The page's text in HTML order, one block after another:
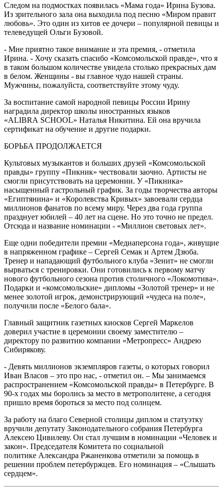
Следом на подмостках появилась «Мама года» Ирина Бузова.
Из зрительного зала она выходила под песню «Миром правит
любовь». Это один из хитов ее дочери – популярной певицы и
телеведущей Ольги Бузовой.
- Мне приятно такое внимание и эта премия, - отметила
Ирина. - Хочу сказать спасибо «Комсомольской правде», что я
в таком большом количестве увидела столько прекрасных дам
в белом. Женщины - вы главное чудо нашей страны.
Мужчины, пожалуйста, соответствуйте этому чуду.
За воспитание самой народной певицы России Ирину
наградила директор школы иностранных языков
«ALIBRA SCHOOL» Наталья Никитина. Ей она вручила
сертификат на обучение и другие подарки.
БОРЬБА ПРОДОЛЖАЕТСЯ
Культовых музыкантов и больших друзей «Комсомольской
правды» группу «Пикник» чествовали заочно. Артисты не
смогли присутствовать на церемонии. У «Пикника»
насыщенный гастрольный график. За годы творчества авторы
«Египтянина» и «Королевства Кривых» завоевали сердца
миллионов фанатов по всему миру. Через два года группа
празднует юбилей – 40 лет на сцене. Но это точно не предел.
Отсюда и название номинации - «Миллион световых лет».
Еще одни победители премии «Медиаперсона года», живущие
в напряженном графике – Сергей Семак и Артем Дзюба.
Тренер и нападающий футбольного клуба «Зенит» не смогли
вырваться с тренировки. Они готовились к первому матчу
нового футбольного сезона против столичного «Локомотива».
Подарки и «комсомольские» дипломы «Золотой тренер» и не
менее золотой игрок, демонстрирующий «чудеса на поле»,
получили после «Белого бала».
Главный защитник газетных киосков Сергей Маркелов
доверил участие в церемонии своему заместителю –
директору по развитию компании «Метропресс» Андрею
Сибирякову.
- Девять миллионов экземпляров газеты, о которых говорил
Иван Власов – это про нас, - отметил он. – Мы занимаемся
распространением «Комсомольской правды» в Петербурге. В
90-х годах мы боролись за место в метрополитене, а сегодня
пришло время бороться за место под солнцем.
За работу на благо Северной столицы диплом и статуэтку
вручили депутату Законодательного собрания Петербурга
Алексею Цивилеву. Он стал лучшим в номинации «Человек и
закон». Председателя Комитета по социальной
политике Александра Ржаненкова отметили за помощь в
решении проблем петербуржцев. Его номинация – «Слышать
сердцем».